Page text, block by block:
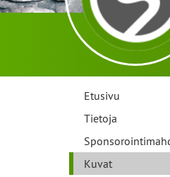
Etusivu
Tietoja
Kuvat